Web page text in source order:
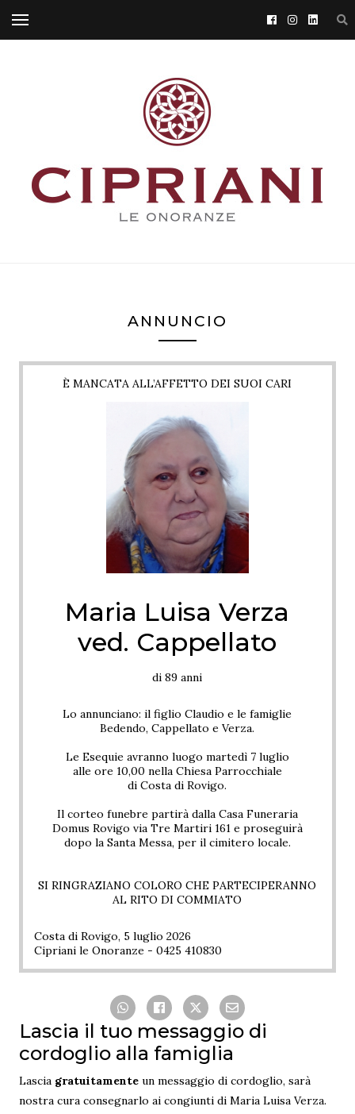
ANNUNCIO
È MANCATA ALL’AFFETTO DEI SUOI CARI
Maria Luisa Verza
ved. Cappellato
di 89 anni
Lo annunciano: il figlio Claudio e le famiglie
Bedendo, Cappellato e Verza.
Le Esequie avranno luogo martedì 7 luglio
alle ore 10,00 nella Chiesa Parrocchiale
di Costa di Rovigo.
Il corteo funebre partirà dalla Casa Funeraria
Domus Rovigo via Tre Martiri 161 e proseguirà
dopo la Santa Messa, per il cimitero locale.
SI RINGRAZIANO COLORO CHE PARTECIPERANNO
AL RITO DI COMMIATO
Costa di Rovigo, 5 luglio 2026
Cipriani le Onoranze - 0425 410830
Lascia il tuo messaggio di
cordoglio alla famiglia
Lascia gratuitamenteun messaggio di cordoglio, sarà
nostra cura consegnarlo ai congiunti di Maria Luisa Verza.